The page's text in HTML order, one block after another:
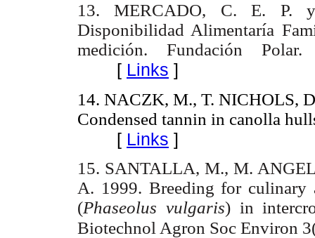
13. MERCADO, C. E. P.
Disponibilidad Alimentaría
medición. Fundación Polar.
[ Links ]
14. NACZK, M., T. NICHOLS,
Condensed tannin in canolla
[ Links ]
15. SANTALLA, M., M.
A. 1999. Breeding for
(Phaseolus vulgaris) in
Biotechnol Agron Soc Environ